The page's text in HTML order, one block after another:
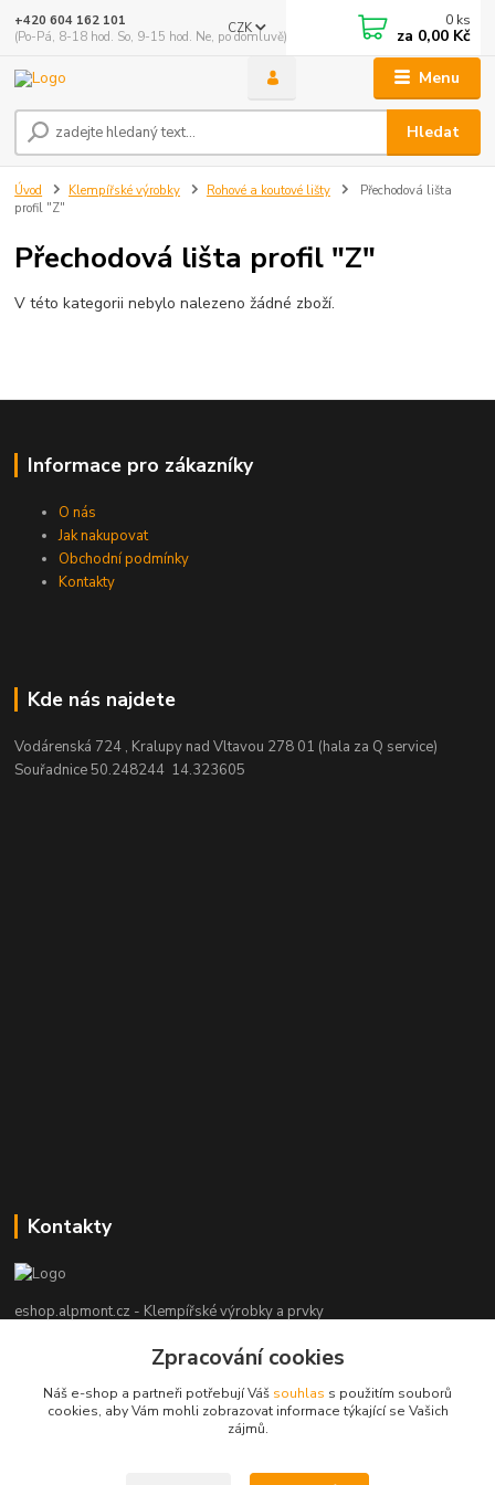
Menu
CZK
Hledat
+420 604 162 101
(Po-Pá, 8-18 hod. So, 9-15 hod. Ne, po domluvě)
0 ks
za 0,00 Kč
Úvod Klempířské výrobky Rohové a koutové lišty
Přechodová lišta
profil "Z"
Přechodová lišta profil "Z"
V této kategorii nebylo nalezeno žádné zboží.
Informace pro zákazníky
O nás
Jak nakupovat
Obchodní podmínky
Kontakty
Kde nás najdete
Vodárenská 724 , Kralupy nad Vltavou 278 01 (hala za Q service)
Souřadnice 50.248244 14.323605
Kontakty
eshop.alpmont.cz - Klempířské výrobky a prvky
+420 604 162 101
(Po-Pá, 8-18 hod. So, 9-15 hod. Ne, po domluvě)
Zpracování cookies
Náš e-shop a partneři potřebují Váš souhlas s použitím souborů
cookies, aby Vám mohli zobrazovat informace týkající se Vašich
zájmů.